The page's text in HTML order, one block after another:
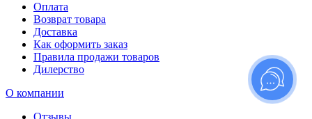
Оплата
Возврат товара
Доставка
Как оформить заказ
Правила продажи товаров
Дилерство
О компании